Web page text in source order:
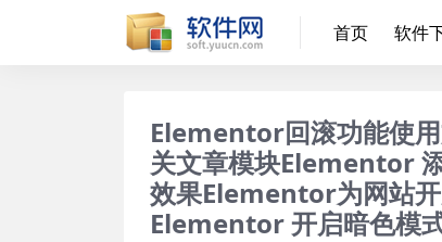
首页 软件
Elementor回滚功能使
关文章模块Elementor
效果Elementor为网站
Elementor 开启暗色模